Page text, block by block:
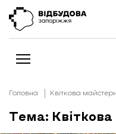
Головна Квіткова
Тема: